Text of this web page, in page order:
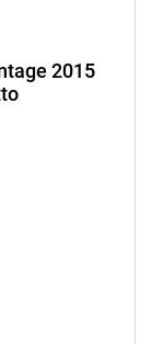
2015